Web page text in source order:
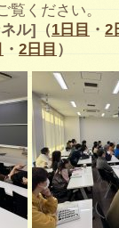
覧ください。
ル]（1日目 ・ 2
・ 2日目 ）